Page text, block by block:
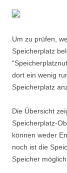
Um zu prüfen,
Speicherplatz
dort ein wenig
Speicherplatz
Die Übersicht
Speicherplatz-
können weder
noch ist die
Speicher möglich.